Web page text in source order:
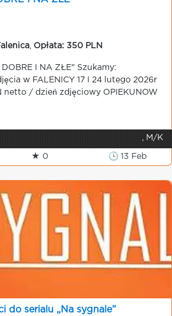
Opłata: 350 PLN
I NA ZŁE" Szukamy:
w FALENICY 17 I 24 lutego 2026r
netto / dzień zdjęciowy OPIEKUNOW
, M/K
★ 0 🕒 13 Feb
do serialu „Na sygnale”